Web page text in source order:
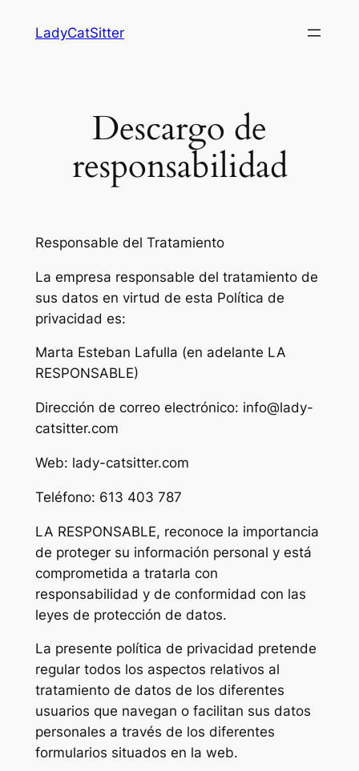
LadyCatSitter
Descargo de
responsabilidad
Responsable del Tratamiento
La empresa responsable del tratamiento de
sus datos en virtud de esta Política de
privacidad es:
Marta Esteban Lafulla (en adelante LA
RESPONSABLE)
Dirección de correo electrónico: info@lady-
catsitter.com
Web: lady-catsitter.com
Teléfono: 613 403 787
LA RESPONSABLE, reconoce la importancia
de proteger su información personal y está
comprometida a tratarla con
responsabilidad y de conformidad con las
leyes de protección de datos.
La presente política de privacidad pretende
regular todos los aspectos relativos al
tratamiento de datos de los diferentes
usuarios que navegan o facilitan sus datos
personales a través de los diferentes
formularios situados en la web.